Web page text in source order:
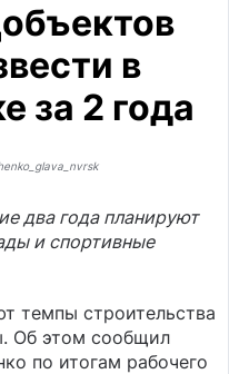
в
за 2 года
два года планируют
и спортивные
темпы строительства
Об этом сообщил
по итогам рабочего